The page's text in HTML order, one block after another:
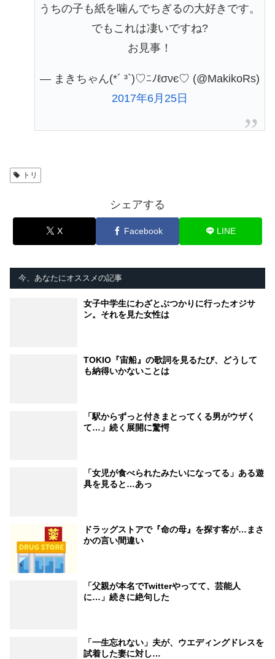
うちの子も紙を噛んでちぎるの大好きです。
でもこれは凄いですね?
お見事！
— まきちゃん(*´ ³`)♡ﾆﾉℓσνє♡ (@MakikoRs)
2017年6月25日
トリ
シェアする
X Facebook LINE
今、あなたにオススメの記事
女子中学生にわざとぶつかりに行ったオジサ
ン。それを見た女性は
TOKIO『宙船』の歌詞を見るたび、どうして
も納得いかないことは
「駅からずっと付きまとってくる男がウザく
て…」続く展開に驚愕
「女児が食べられたみたいになってる」ある遊
具を見ると…あっ
ドラッグストアで『命の母』を探す客が…まさ
かの言い間違い
「父親が本名でTwitterやってて、芸能人
に…」続きに絶句した
「一生忘れない」夫が、ウエディングドレスを
試着した妻に対し…